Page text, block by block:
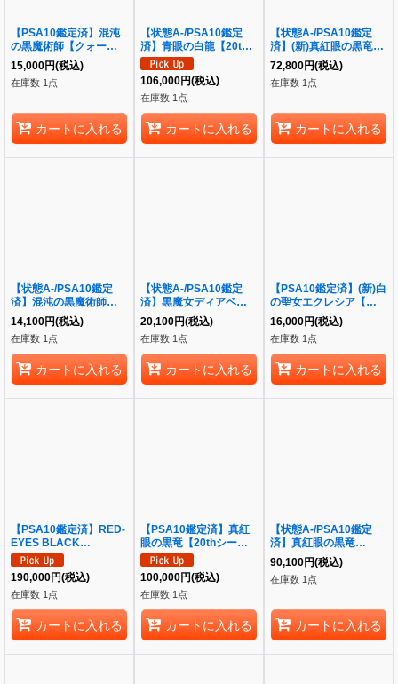
【PSA10鑑定済】混沌
の黒魔術師【クォーター
センチュリーシークレッ
ト】《クォーターセンチ
ュリーシークレット》
15,000円(税込)
在庫数 1点
カートに入れる
【状態A-/PSA10鑑定
済】青眼の白龍【20th
シークレット】《20th
シークレット》{20CP-
JPS02}
106,000円(税込)
在庫数 1点
カートに入れる
【状態A-/PSA10鑑定
済】(新)真紅眼の黒竜
【クォーターセンチュリ
ーシークレット】
《25thシークレット》
72,800円(税込)
在庫数 1点
カートに入れる
【状態A-/PSA10鑑定
済】混沌の黒魔術師【ク
ォーターセンチュリーシ
ークレット】《クォータ
ーセンチュリーシークレ
ット》{QCLP-JP018}
14,100円(税込)
在庫数 1点
カートに入れる
【状態A-/PSA10鑑定
済】黒魔女ディアベルス
ター イラスト違い
《-》{QCAC-JP012}
20,100円(税込)
在庫数 1点
カートに入れる
【PSA10鑑定済】(新)白
の聖女エクレシア【クォ
ーターセンチュリーシー
クレット】《クォーター
センチュリーシークレッ
ト》{CF01-JPS02}
16,000円(税込)
在庫数 1点
カートに入れる
【PSA10鑑定済】RED-
EYES BLACK
DRAGON(NIKE)《-》
{NKC1-EN002}
190,000円(税込)
在庫数 1点
カートに入れる
【PSA10鑑定済】真紅
眼の黒竜【20thシーク
レット】《20th》
{20CP-JPS03}
100,000円(税込)
在庫数 1点
カートに入れる
【状態A-/PSA10鑑定
済】真紅眼の黒竜
【20thシークレット】
《20th》{20CP-JPS03}
90,100円(税込)
在庫数 1点
カートに入れる